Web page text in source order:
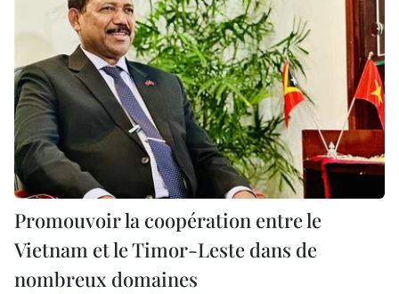
Promouvoir la coopération entre le
Vietnam et le Timor-Leste dans de
nombreux domaines